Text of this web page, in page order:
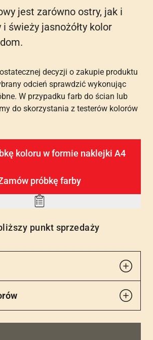
jest zarówno ostry, jak i
i świeży jasnożółty kolor
decyzji o zakupie produktu
odcień sprawdzić wykonując
W przypadku farb do ścian lub
do skorzystania z testerów kolorów
koloru w formie naklejki A4
próbkę farby
Add
wishlist
punkt sprzedaży